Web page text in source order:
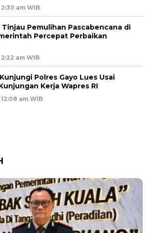
am WIB
Tinjau Pemulihan Pascabencana di
Percepat Perbaikan
am WIB
Polres Gayo Lues Usai
Kerja Wapres RI
am WIB